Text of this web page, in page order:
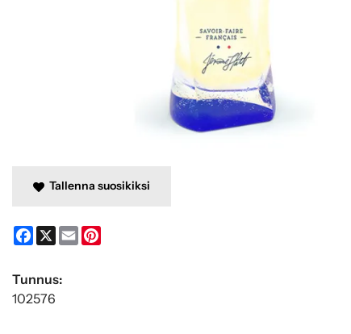
Tallenna suosikiksi
Facebook
X Email
Tunnus:
102576